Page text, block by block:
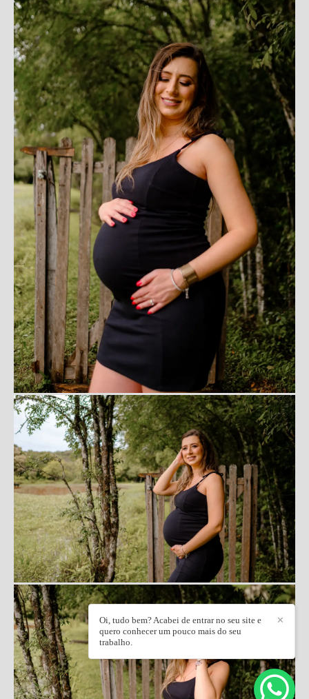
✕
Oi, tudo bem? Acabei de entrar no seu site e
quero conhecer um pouco mais do seu
trabalho.